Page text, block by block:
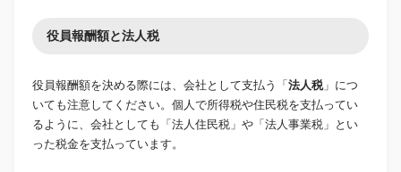
役員報酬額と法人税
役員報酬額を決める際には、会社として支払う「 法人税」につ
いても注意してください。個人で所得税や住民税を支払ってい
るように、会社としても「法人住民税」や「法人事業税」とい
った税金を支払っています。